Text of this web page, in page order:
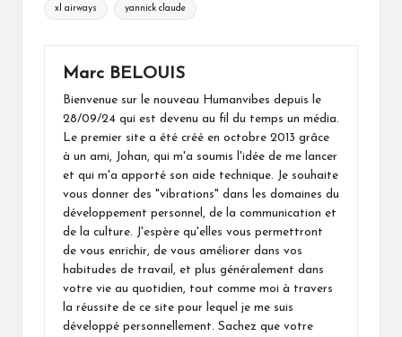
xl airways yannick claude
Marc BELOUIS
Bienvenue sur le nouveau Humanvibes depuis le
28/09/24 qui est devenu au fil du temps un média.
Le premier site a été créé en octobre 2013 grâce
à un ami, Johan, qui m'a soumis l'idée de me lancer
et qui m'a apporté son aide technique. Je souhaite
vous donner des "vibrations" dans les domaines du
développement personnel, de la communication et
de la culture. J'espère qu'elles vous permettront
de vous enrichir, de vous améliorer dans vos
habitudes de travail, et plus généralement dans
votre vie au quotidien, tout comme moi à travers
la réussite de ce site pour lequel je me suis
développé personnellement. Sachez que votre